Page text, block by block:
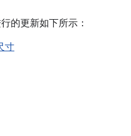
的更新如下所示：
寸